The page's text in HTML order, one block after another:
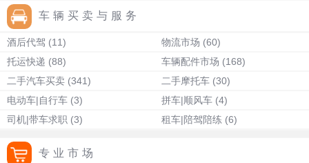
车辆买卖与服务
酒后代驾 (11) 物流市场 (60)
托运快递 (88) 车辆配件市场 (168)
二手汽车买卖 (341) 二手摩托车 (30)
电动车|自行车 (3) 拼车|顺风车 (4)
司机|带车求职 (3) 租车|陪驾陪练 (6)
专业市场